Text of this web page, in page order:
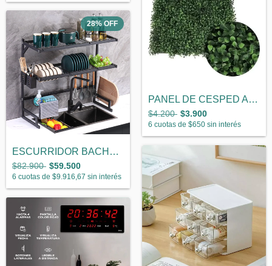
PANEL DE CESPED ARTIFICIAL 25CM X 25 CM
$4.200 $3.900
6 cuotas de $650 sin interés
28%OFF
ESCURRIDOR BACHA 3 NIVELES
$82.900 $59.500
6 cuotas de $9.916,67 sin interés